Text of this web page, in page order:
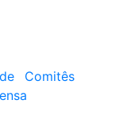
Comitês